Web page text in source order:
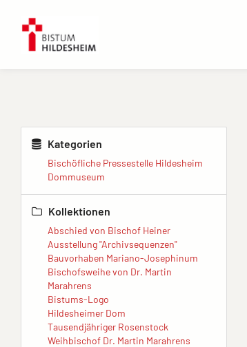
Kategorien
Bischöfliche Pressestelle Hildesheim
Dommuseum
Kollektionen
Abschied von Bischof Heiner
Ausstellung "Archivsequenzen"
Bauvorhaben Mariano-Josephinum
Bischofsweihe von Dr. Martin
Marahrens
Bistums-Logo
Hildesheimer Dom
Tausendjähriger Rosenstock
Weihbischof Dr. Martin Marahrens